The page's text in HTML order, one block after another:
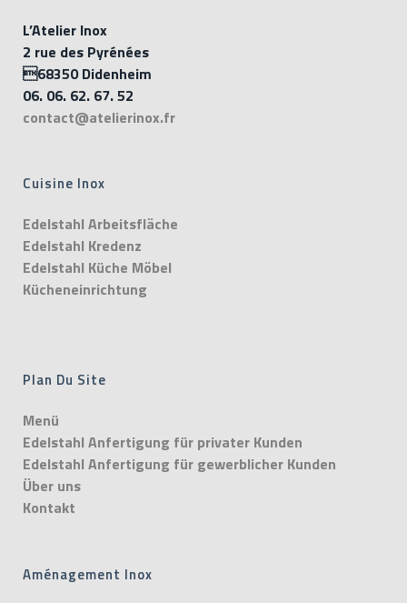
L’Atelier Inox
2 rue des Pyrénées
68350 Didenheim
06. 06. 62. 67. 52
contact@atelierinox.fr
Cuisine Inox
Edelstahl Arbeitsfläche
Edelstahl Kredenz
Edelstahl Küche Möbel
Kücheneinrichtung
Plan Du Site
Menü
Edelstahl Anfertigung für privater Kunden
Edelstahl Anfertigung für gewerblicher Kunden
Über uns
Kontakt
Aménagement Inox